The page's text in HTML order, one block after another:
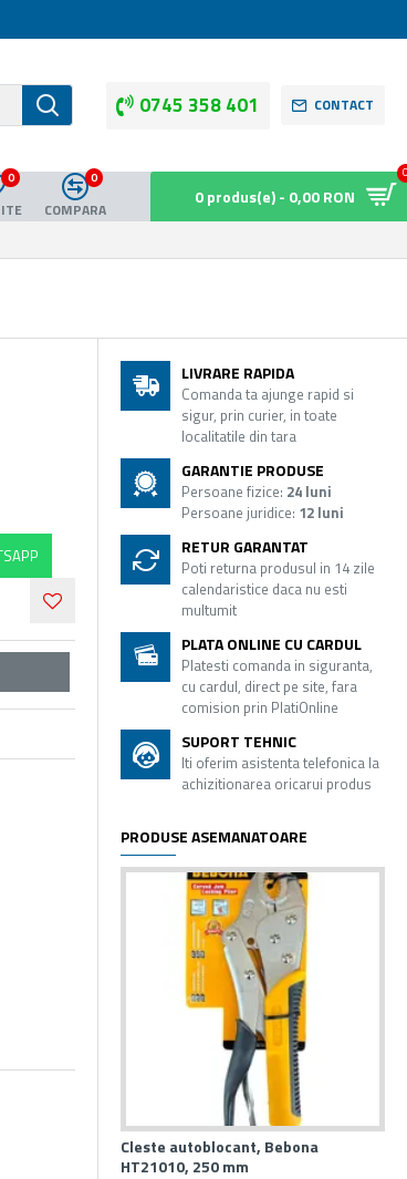
0745 358 401 CONTACT
0
COMPARA
0
0 produs(e) - 0,00 RON
LIVRARE RAPIDA
Comanda ta ajunge rapid si
sigur, prin curier, in toate
localitatile din tara
GARANTIE PRODUSE
Persoane fizice: 24 luni
Persoane juridice: 12 luni
RETUR GARANTAT
Poti returna produsul in 14 zile
calendaristice daca nu esti
multumit
PLATA ONLINE CU CARDUL
Platesti comanda in siguranta,
cu cardul, direct pe site, fara
comision prin PlatiOnline
SUPORT TEHNIC
Iti oferim asistenta telefonica la
achizitionarea oricarui produs
PRODUSE ASEMANATOARE
Cleste autoblocant, Bebona
HT21010, 250 mm